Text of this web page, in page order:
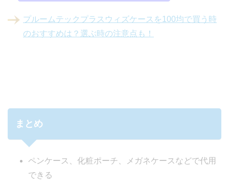
プルームテックプラスウィズケースを100均で買う時
のおすすめは？選ぶ時の注意点も！
まとめ
ペンケース、化粧ポーチ、メガネケースなどで代用
できる